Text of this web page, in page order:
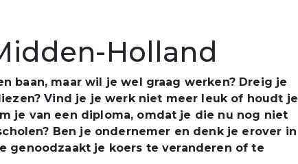
Holland
baan, maar wil je wel graag werken? Dreig je
Vind je je werk niet meer leuk of houdt je
je van een diploma, omdat je die nu nog niet
Ben je ondernemer en denk je erover in
genoodzaakt je koers te veranderen of te